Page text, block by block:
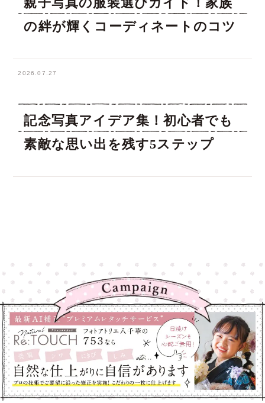
親子写真の服装選びガイド！家族
の絆が輝くコーディネートのコツ
2026.07.27
記念写真アイデア集！初心者でも
素敵な思い出を残す5ステップ